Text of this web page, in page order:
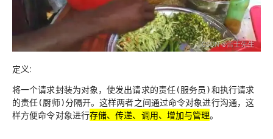
定义:
将一个请求封装为对象，使发出请求的责任(服务员)和执行请求
的责任(厨师)分隔开。这样两者之间通过命令对象进行沟通，这
样方便命令对象进行存储、传递、调用、增加与管理。